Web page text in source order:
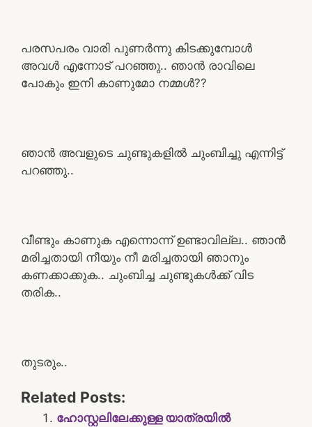
പരസപരം വാരി പുണർന്നു കിടക്കുമ്പോൾ
അവൾ എന്നോട് പറഞ്ഞു.. ഞാൻ രാവിലെ
പോകും ഇനി കാണുമോ നമ്മൾ??
ഞാൻ അവളുടെ ചുണ്ടുകളിൽ ചുംബിച്ചു എന്നിട്ട്
പറഞ്ഞു..
വീണ്ടും കാണുക എന്നൊന്ന് ഉണ്ടാവില്ല.. ഞാൻ
മരിച്ചതായി നീയും നീ മരിച്ചതായി ഞാനും
കണക്കാക്കുക.. ചുംബിച്ച ചുണ്ടുകൾക്ക് വിട
തരിക..
തുടരും..
Related Posts:
ഹോസ്റ്റലിലേക്കുള്ള യാത്രയിൽ